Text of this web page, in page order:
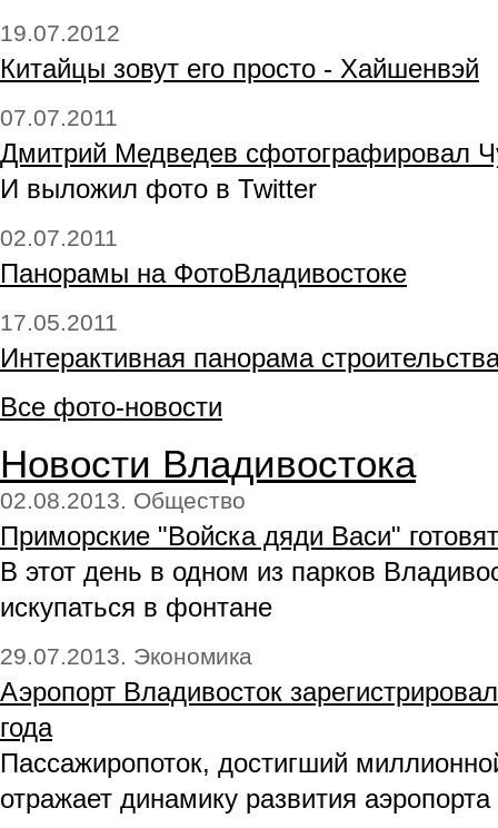
19.07.2012
Китайцы зовут его просто - Хайшенвэй
07.07.2011
Дмитрий Медведев сфотографировал
И выложил фото в Twitter
02.07.2011
Панорамы на ФотоВладивостоке
17.05.2011
Интерактивная панорама
Все фото-новости
Новости Владивостока
02.08.2013. Общество
Приморские "Войска дяди Васи"
В этот день в одном из парков
искупаться в фонтане
29.07.2013. Экономика
Аэропорт Владивосток
года
Пассажиропоток, достигший
отражает динамику развития аэропорта